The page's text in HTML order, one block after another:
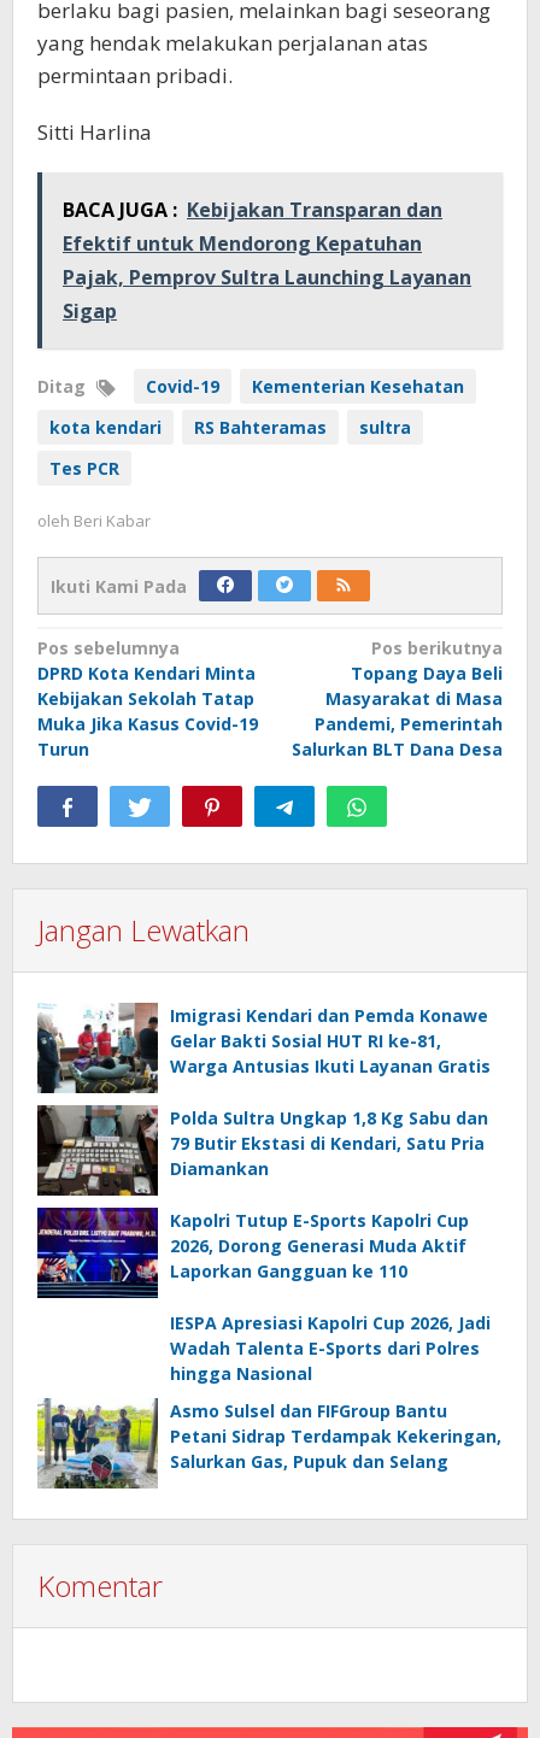
berlaku bagi pasien, melainkan bagi seseorang
yang hendak melakukan perjalanan atas
permintaan pribadi.
Sitti Harlina
BACA JUGA : Kebijakan Transparan dan
Efektif untuk Mendorong Kepatuhan
Pajak, Pemprov Sultra Launching Layanan
Sigap
Ditag Covid-19
Kementerian Kesehatan
kota kendari
RS Bahteramas
sultra
Tes PCR
oleh Beri Kabar
Ikuti Kami Pada
Navigasi
pos
Pos sebelumnya
DPRD Kota Kendari Minta
Kebijakan Sekolah Tatap
Muka Jika Kasus Covid-19
Turun
Pos berikutnya
Topang Daya Beli
Masyarakat di Masa
Pandemi, Pemerintah
Salurkan BLT Dana Desa
Jangan Lewatkan
Imigrasi Kendari dan Pemda Konawe
Gelar Bakti Sosial HUT RI ke-81,
Warga Antusias Ikuti Layanan Gratis
Polda Sultra Ungkap 1,8 Kg Sabu dan
79 Butir Ekstasi di Kendari, Satu Pria
Diamankan
Kapolri Tutup E-Sports Kapolri Cup
2026, Dorong Generasi Muda Aktif
Laporkan Gangguan ke 110
IESPA Apresiasi Kapolri Cup 2026, Jadi
Wadah Talenta E-Sports dari Polres
hingga Nasional
Asmo Sulsel dan FIFGroup Bantu
Petani Sidrap Terdampak Kekeringan,
Salurkan Gas, Pupuk dan Selang
Komentar